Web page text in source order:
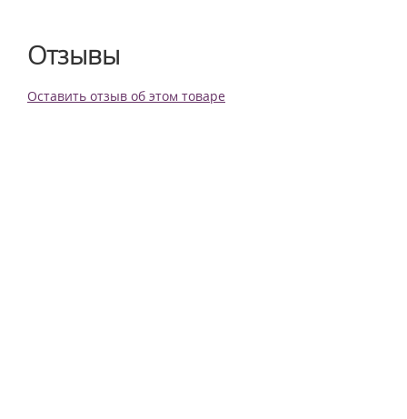
Отзывы
Оставить отзыв об этом товаре